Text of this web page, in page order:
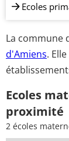
Ecoles
La commune
d'Amiens.
Ecoles
proximité
2 écoles